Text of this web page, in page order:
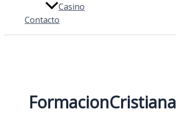
Casino
Contacto
FormacionCristiana